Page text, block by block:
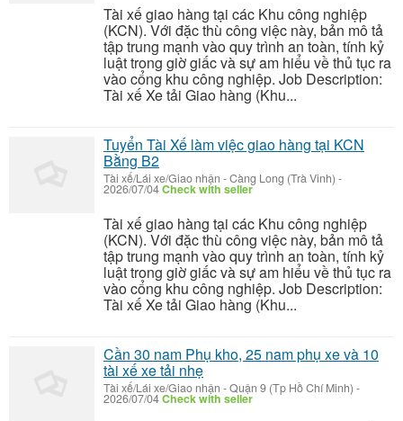
Tài xế giao hàng tại các Khu công nghiệp
(KCN). Với đặc thù công việc này, bản mô tả
tập trung mạnh vào quy trình an toàn, tính kỷ
luật trong giờ giấc và sự am hiểu về thủ tục ra
vào cổng khu công nghiệp. Job Description:
Tài xế Xe tải Giao hàng (Khu...
Tuyển Tài Xế làm việc giao hàng tại KCN
Bằng B2
Tài xế/Lái xe/Giao nhận -Càng Long (Trà Vinh) -
2026/07/04Check with seller
Tài xế giao hàng tại các Khu công nghiệp
(KCN). Với đặc thù công việc này, bản mô tả
tập trung mạnh vào quy trình an toàn, tính kỷ
luật trong giờ giấc và sự am hiểu về thủ tục ra
vào cổng khu công nghiệp. Job Description:
Tài xế Xe tải Giao hàng (Khu...
Cần 30 nam Phụ kho, 25 nam phụ xe và 10
tài xế xe tải nhẹ
Tài xế/Lái xe/Giao nhận -Quận 9 (Tp Hồ Chí Minh) -
2026/07/04Check with seller